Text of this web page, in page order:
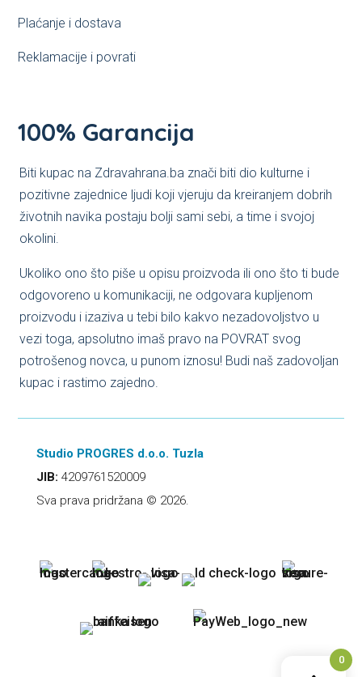
Plaćanje i dostava
Reklamacije i povrati
100% Garancija
Biti kupac na Zdravahrana.ba znači biti dio kulturne i
pozitivne zajednice ljudi koji vjeruju da kreiranjem dobrih
životnih navika postaju bolji sami sebi, a time i svojoj
okolini.
Ukoliko ono što piše u opisu proizvoda ili ono što ti bude
odgovoreno u komunikaciji, ne odgovara kupljenom
proizvodu i izaziva u tebi bilo kakvo nezadovoljstvo u
vezi toga, apsolutno imaš pravo na POVRAT svog
potrošenog novca, u punom iznosu! Budi naš zadovoljan
kupac i rastimo zajedno.
Studio PROGRES d.o.o. Tuzla
JIB: 4209761520009
Sva prava pridržana © 2026.
0